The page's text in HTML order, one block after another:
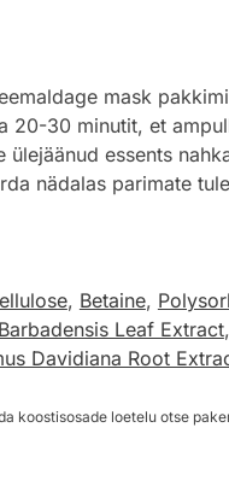
mask
20-30 minutit, et
essents
nädalas parimate
, Betaine,
Leaf Extract,
Davidiana Root
koostisosade loetelu otse